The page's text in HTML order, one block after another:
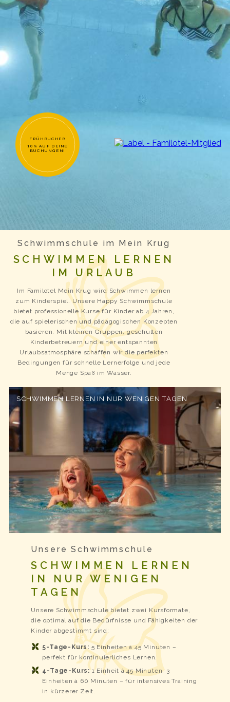
FRÜHBUCHER
10% AUF DEINE
BUCHUNGEN!
Schwimmschule im Mein Krug
SCHWIMMEN LERNEN
IM URLAUB
Im Familotel Mein Krug wird Schwimmen lernen
zum Kinderspiel. Unsere Happy Schwimmschule
bietet professionelle Kurse für Kinder ab 4 Jahren,
die auf spielerischen und pädagogischen Konzepten
basieren. Mit kleinen Gruppen, geschulten
Kinderbetreuern und einer entspannten
Urlaubsatmosphäre schaffen wir die perfekten
Bedingungen für schnelle Lernerfolge und jede
Menge Spaß im Wasser.
SCHWIMMEN LERNEN IN NUR WENIGEN TAGEN
Unsere Schwimmschule
SCHWIMMEN LERNEN
IN NUR WENIGEN
TAGEN
Unsere Schwimmschule bietet zwei Kursformate,
die optimal auf die Bedürfnisse und Fähigkeiten der
Kinder abgestimmt sind:
5-Tage-Kurs: 5 Einheiten à 45 Minuten –
perfekt für kontinuierliches Lernen.
4-Tage-Kurs:1 Einheit à 45 Minuten, 3
Einheiten à 60 Minuten – für intensives Training
in kürzerer Zeit.